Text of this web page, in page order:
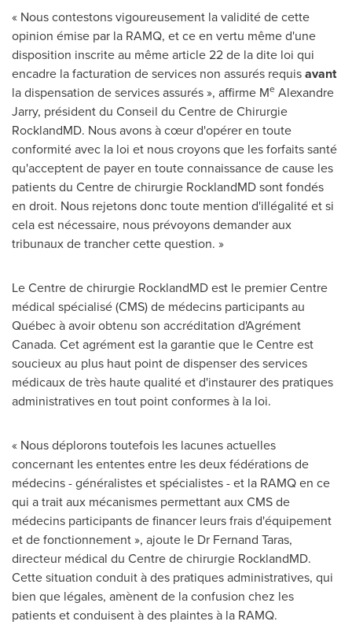
« Nous contestons vigoureusement la validité de cette
opinion émise par la RAMQ, et ce en vertu même d'une
disposition inscrite au même article 22 de la dite loi qui
encadre la facturation de services non assurés requisavant
la dispensation de services assurés », affirme Me Alexandre
Jarry, président du Conseil du Centre de Chirurgie
RocklandMD. Nous avons à cœur d'opérer en toute
conformité avec la loi et nous croyons que les forfaits santé
qu'acceptent de payer en toute connaissance de cause les
patients du Centre de chirurgie RocklandMD sont fondés
en droit. Nous rejetons donc toute mention d'illégalité et si
cela est nécessaire, nous prévoyons demander aux
tribunaux de trancher cette question. »
Le Centre de chirurgie RocklandMD est le premier Centre
médical spécialisé (CMS) de médecins participants au
Québec à avoir obtenu son accréditation d'Agrément
Canada. Cet agrément est la garantie que le Centre est
soucieux au plus haut point de dispenser des services
médicaux de très haute qualité et d'instaurer des pratiques
administratives en tout point conformes à la loi.
« Nous déplorons toutefois les lacunes actuelles
concernant les ententes entre les deux fédérations de
médecins - généralistes et spécialistes - et la RAMQ en ce
qui a trait aux mécanismes permettant aux CMS de
médecins participants de financer leurs frais d'équipement
et de fonctionnement », ajoute le Dr Fernand Taras,
directeur médical du Centre de chirurgie RocklandMD.
Cette situation conduit à des pratiques administratives, qui
bien que légales, amènent de la confusion chez les
patients et conduisent à des plaintes à la RAMQ.